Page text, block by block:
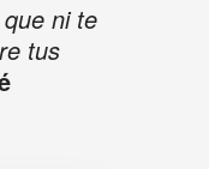
ni te
tus